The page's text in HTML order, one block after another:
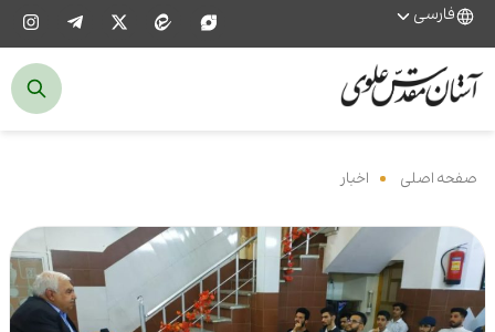
فارسی
صفحه اصلی اخبار